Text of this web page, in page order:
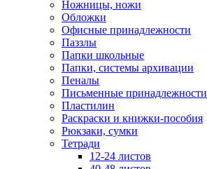
Ножницы, ножи
Обложки
Офисные принадлежности
Паззлы
Папки школьные
Папки, системы архивации
Пеналы
Письменные принадлежности
Пластилин
Раскраски и книжки-пособия
Рюкзаки, сумки
Тетради
12-24 листов